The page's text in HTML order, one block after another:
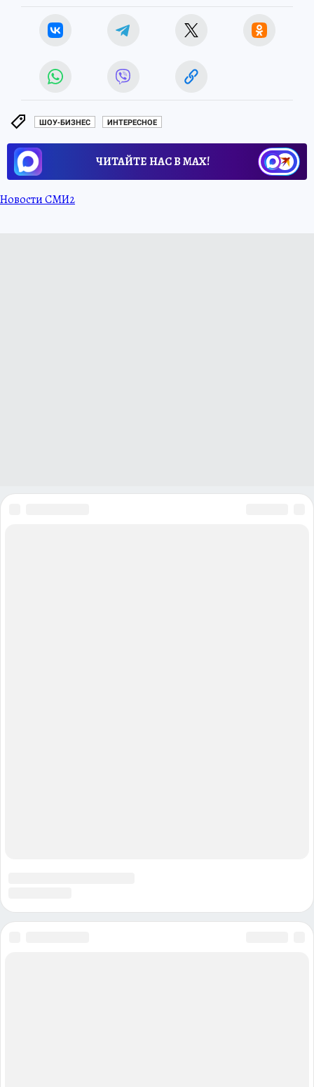
ШОУ-БИЗНЕС ИНТЕРЕСНОЕ
ЧИТАЙТЕ НАС В МАХ!
Новости СМИ2